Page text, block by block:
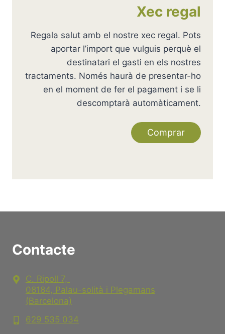
Xec regal
Regala salut amb el nostre xec regal. Pots
aportar l’import que vulguis perquè el
destinatari el gasti en els nostres
tractaments. Només haurà de presentar-ho
en el moment de fer el pagament i se li
descomptarà automàticament.
Comprar
Contacte
C. Ripoll 7,
08184, Palau-solità i Plegamans
(Barcelona)
629 535 034